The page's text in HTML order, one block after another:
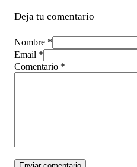
Deja tu comentario
Nombre *
Email *
Comentario *